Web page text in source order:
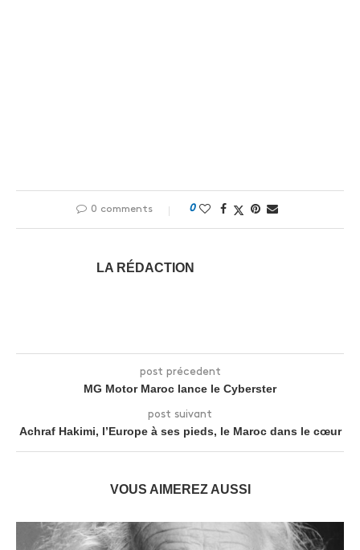
0 comments 0
LA RÉDACTION
post précedent
MG Motor Maroc lance le Cyberster
post suivant
Achraf Hakimi, l’Europe à ses pieds, le Maroc dans le cœur
VOUS AIMEREZ AUSSI